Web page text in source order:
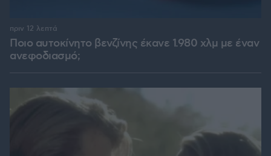
Ποιο αυτοκίνητο βενζίνης έκανε 1.980 χλμ με έναν
ανεφοδιασμό;
πριν 12 λεπτά